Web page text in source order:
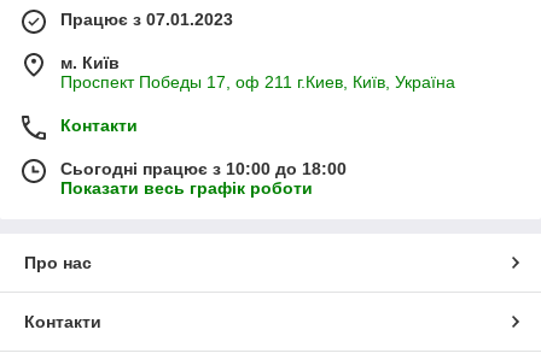
Працює з 07.01.2023
м. Київ
Проспект Победы 17, оф 211 г.Киев, Київ, Україна
Контакти
Сьогодні працює з 10:00 до 18:00
Показати весь графік роботи
Про нас
Контакти